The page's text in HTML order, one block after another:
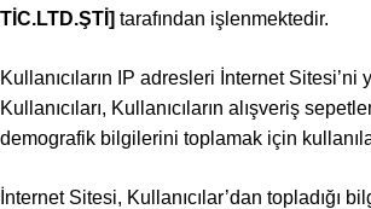
TİC.LTD.ŞTİ ] tarafından işlenmektedir.
Kullanıcıların IP adresleri İnternet Sitesi’ni
Kullanıcıları, Kullanıcıların alışveriş
demografik bilgilerini toplamak için
İnternet Sitesi, Kullanıcılar’dan topladığı